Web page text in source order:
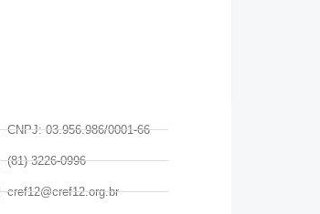
CNPJ: 03.956.986/0001-66
(81) 3226-0996
cref12@cref12.org.br